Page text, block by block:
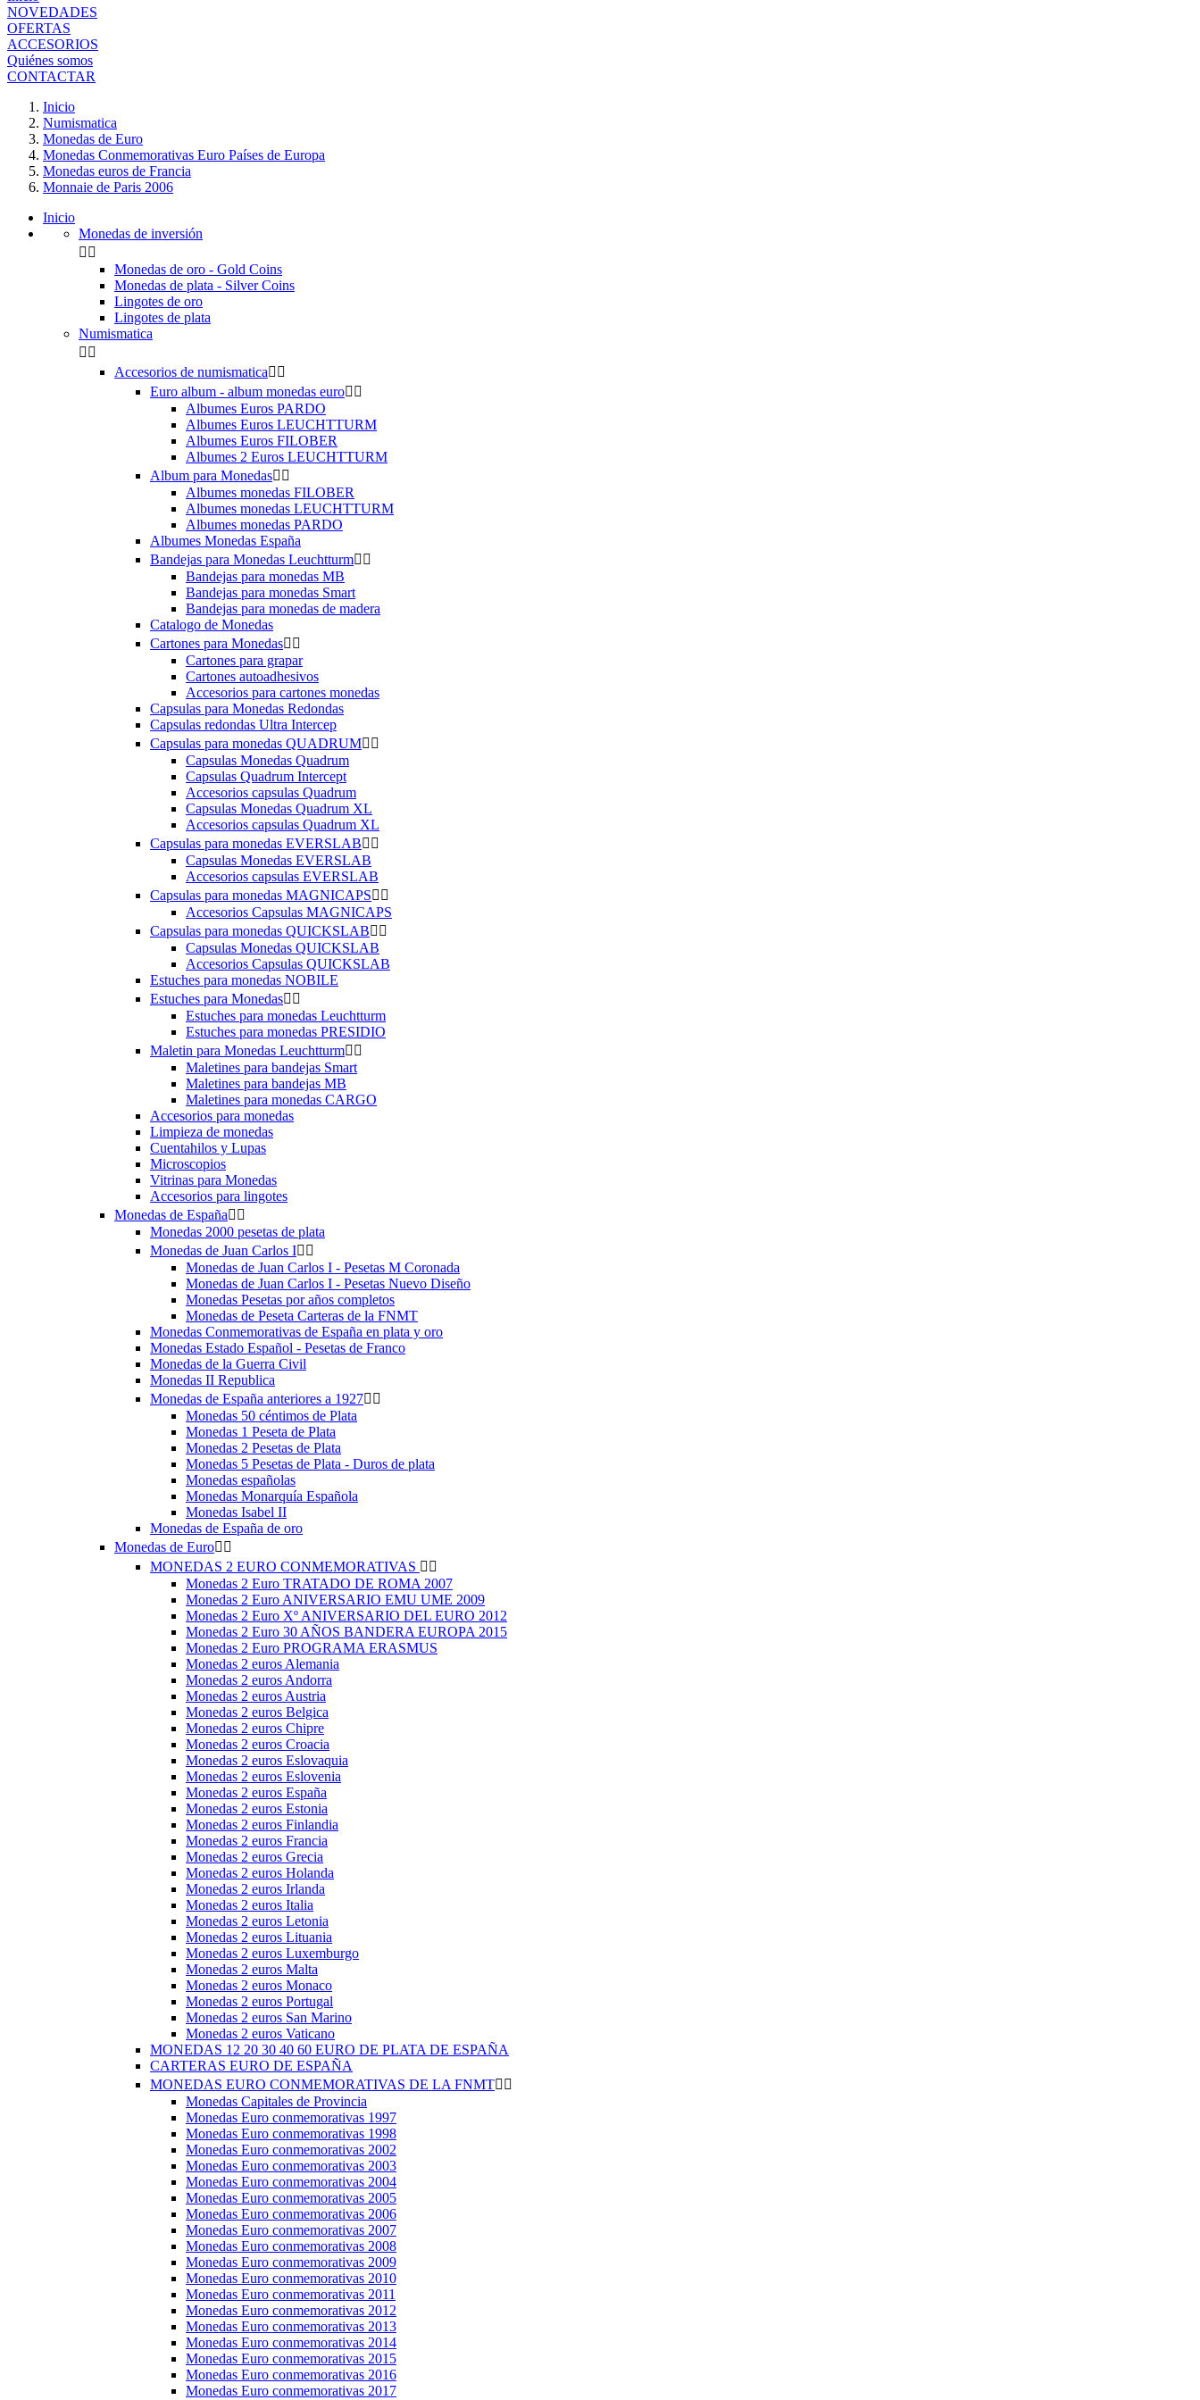
NOVEDADES
OFERTAS
ACCESORIOS
Quiénes somos
CONTACTAR
Inicio
Numismatica
Monedas de Euro
Monedas Conmemorativas Euro Países de Europa
Monedas euros de Francia
Monnaie de Paris 2006
Inicio
Monedas de inversión
 
Monedas de oro - Gold Coins
Monedas de plata - Silver Coins
Lingotes de oro
Lingotes de plata
Numismatica
 
Accesorios de numismatica 
Euro album - album monedas euro 
Albumes Euros PARDO
Albumes Euros LEUCHTTURM
Albumes Euros FILOBER
Albumes 2 Euros LEUCHTTURM
Album para Monedas 
Albumes monedas FILOBER
Albumes monedas LEUCHTTURM
Albumes monedas PARDO
Albumes Monedas España
Bandejas para Monedas Leuchtturm 
Bandejas para monedas MB
Bandejas para monedas Smart
Bandejas para monedas de madera
Catalogo de Monedas
Cartones para Monedas 
Cartones para grapar
Cartones autoadhesivos
Accesorios para cartones monedas
Capsulas para Monedas Redondas
Capsulas redondas Ultra Intercep
Capsulas para monedas QUADRUM 
Capsulas Monedas Quadrum
Capsulas Quadrum Intercept
Accesorios capsulas Quadrum
Capsulas Monedas Quadrum XL
Accesorios capsulas Quadrum XL
Capsulas para monedas EVERSLAB 
Capsulas Monedas EVERSLAB
Accesorios capsulas EVERSLAB
Capsulas para monedas MAGNICAPS 
Accesorios Capsulas MAGNICAPS
Capsulas para monedas QUICKSLAB 
Capsulas Monedas QUICKSLAB
Accesorios Capsulas QUICKSLAB
Estuches para monedas NOBILE
Estuches para Monedas 
Estuches para monedas Leuchtturm
Estuches para monedas PRESIDIO
Maletin para Monedas Leuchtturm 
Maletines para bandejas Smart
Maletines para bandejas MB
Maletines para monedas CARGO
Accesorios para monedas
Limpieza de monedas
Cuentahilos y Lupas
Microscopios
Vitrinas para Monedas
Accesorios para lingotes
Monedas de España 
Monedas 2000 pesetas de plata
Monedas de Juan Carlos I 
Monedas de Juan Carlos I - Pesetas M Coronada
Monedas de Juan Carlos I - Pesetas Nuevo Diseño
Monedas Pesetas por años completos
Monedas de Peseta Carteras de la FNMT
Monedas Conmemorativas de España en plata y oro
Monedas Estado Español - Pesetas de Franco
Monedas de la Guerra Civil
Monedas II Republica
Monedas de España anteriores a 1927 
Monedas 50 céntimos de Plata
Monedas 1 Peseta de Plata
Monedas 2 Pesetas de Plata
Monedas 5 Pesetas de Plata - Duros de plata
Monedas españolas
Monedas Monarquía Española
Monedas Isabel II
Monedas de España de oro
Monedas de Euro 
MONEDAS 2 EURO CONMEMORATIVAS  
Monedas 2 Euro TRATADO DE ROMA 2007
Monedas 2 Euro ANIVERSARIO EMU UME 2009
Monedas 2 Euro Xº ANIVERSARIO DEL EURO 2012
Monedas 2 Euro 30 AÑOS BANDERA EUROPA 2015
Monedas 2 Euro PROGRAMA ERASMUS
Monedas 2 euros Alemania
Monedas 2 euros Andorra
Monedas 2 euros Austria
Monedas 2 euros Belgica
Monedas 2 euros Chipre
Monedas 2 euros Croacia
Monedas 2 euros Eslovaquia
Monedas 2 euros Eslovenia
Monedas 2 euros España
Monedas 2 euros Estonia
Monedas 2 euros Finlandia
Monedas 2 euros Francia
Monedas 2 euros Grecia
Monedas 2 euros Holanda
Monedas 2 euros Irlanda
Monedas 2 euros Italia
Monedas 2 euros Letonia
Monedas 2 euros Lituania
Monedas 2 euros Luxemburgo
Monedas 2 euros Malta
Monedas 2 euros Monaco
Monedas 2 euros Portugal
Monedas 2 euros San Marino
Monedas 2 euros Vaticano
MONEDAS 12 20 30 40 60 EURO DE PLATA DE ESPAÑA
CARTERAS EURO DE ESPAÑA
MONEDAS EURO CONMEMORATIVAS DE LA FNMT 
Monedas Capitales de Provincia
Monedas Euro conmemorativas 1997
Monedas Euro conmemorativas 1998
Monedas Euro conmemorativas 2002
Monedas Euro conmemorativas 2003
Monedas Euro conmemorativas 2004
Monedas Euro conmemorativas 2005
Monedas Euro conmemorativas 2006
Monedas Euro conmemorativas 2007
Monedas Euro conmemorativas 2008
Monedas Euro conmemorativas 2009
Monedas Euro conmemorativas 2010
Monedas Euro conmemorativas 2011
Monedas Euro conmemorativas 2012
Monedas Euro conmemorativas 2013
Monedas Euro conmemorativas 2014
Monedas Euro conmemorativas 2015
Monedas Euro conmemorativas 2016
Monedas Euro conmemorativas 2017